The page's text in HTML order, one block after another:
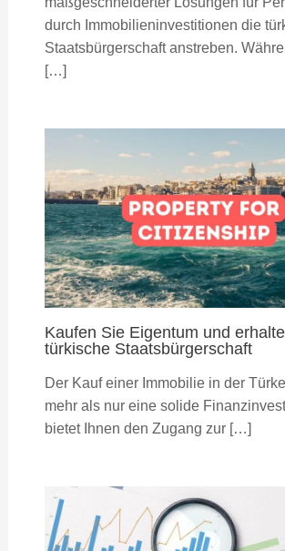
durch Immobilieninvestitionen die
Staatsbürgerschaft anstreben.
[…]
Kaufen Sie Eigentum und
türkische Staatsbürgerschaft
Der Kauf einer Immobilie in der
mehr als nur eine solide
bietet Ihnen den Zugang zur […]